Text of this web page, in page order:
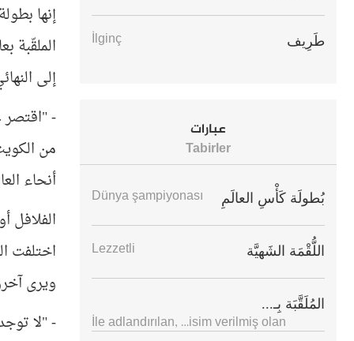
إنها
إلى
- "اقتصر
من
أنحاء
الفلافل
اختلفت
ويرى
- "لا
طَرِيف İlginç
عبارات
Tabirler
بُطولَة كَأْسِ العالَمِ Dünya şampiyonası
اللُّقْمَة الشَهيَّة Lezzetli
المُلَقَّبَة بِـ...
İle adlandırılan, …isim verilmiş olan